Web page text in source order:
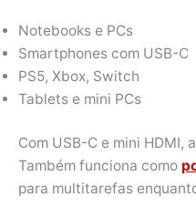
Notebooks e PCs
Smartphones com USB-C
PS5, Xbox, Switch
Tablets e mini PCs
Com USB-C e mini HDMI,
Também funciona como
para multitarefas